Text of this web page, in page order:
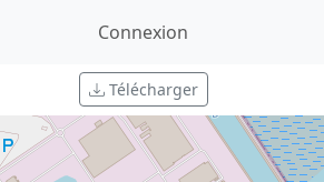
Connexion
Télécharger